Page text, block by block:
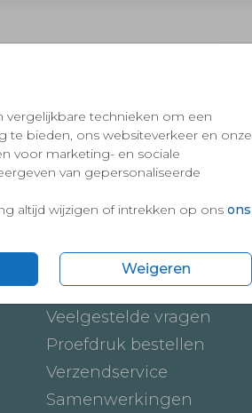
vergelijkbare technieken om een
te bieden, ons websiteverkeer en onze
voor marketing- en sociale
van gepersonaliseerde
altijd wijzigen of intrekken op ons ons
Weigeren
betalen
Onze service
Hoe werkt het
Veelgestelde vragen
Proefdruk bestellen
Verzendservice
Samenwerkingen